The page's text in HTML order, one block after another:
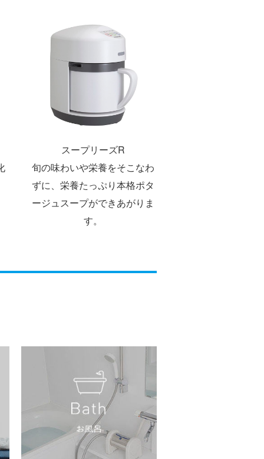
スープリーズR
旬の味わいや栄養をそこなわ
ずに、栄養たっぷり本格ポタ
ージュスープができあがりま
す。